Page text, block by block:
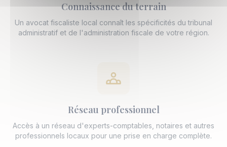
Connaissance du terrain
Un avocat fiscaliste local connaît les spécificités du tribunal
administratif et de l'administration fiscale de votre région.
Réseau professionnel
Accès à un réseau d'experts-comptables, notaires et autres
professionnels locaux pour une prise en charge complète.